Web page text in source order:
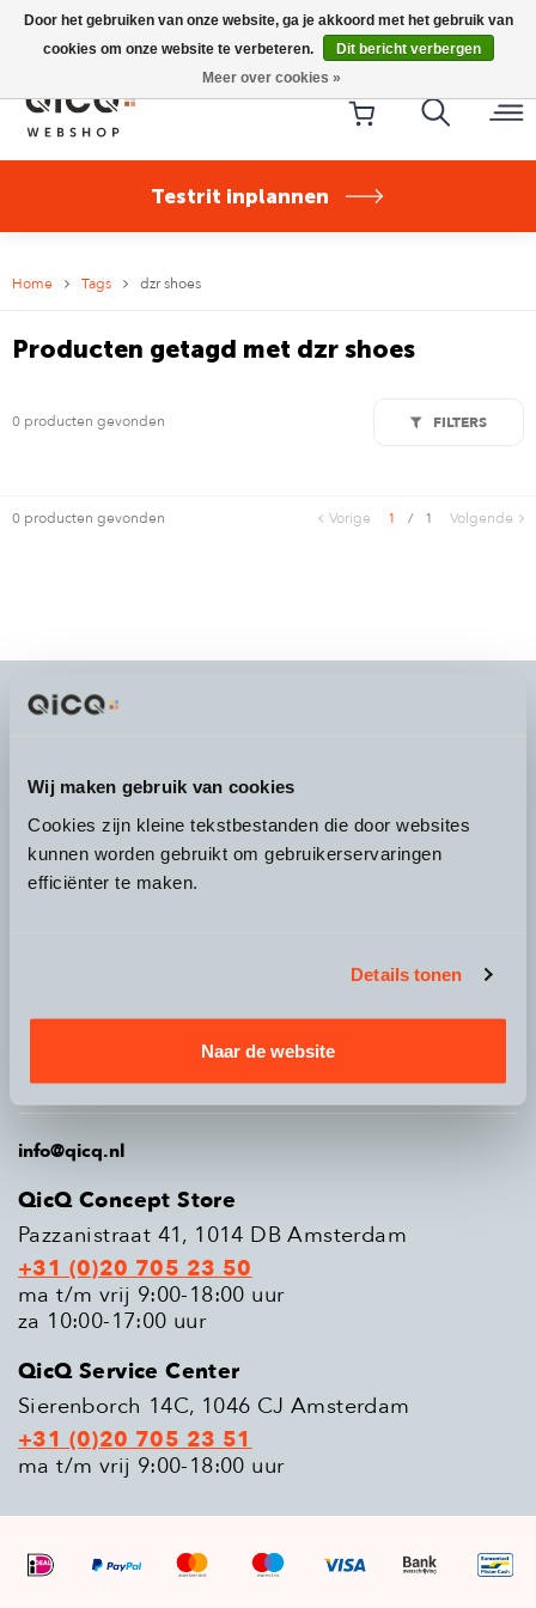
Wij maken gebruik van cookies
Cookies zijn kleine tekstbestanden die door websites
kunnen worden gebruikt om gebruikerservaringen
efficiënter te maken.
Details tonen
Naar de website
Riese & Müller Nevo5 Silent Core nu direct uit voorraad
leverbaar!
Testrit inplannen
Home Tags dzr shoes
Producten getagd met dzr shoes
0 producten gevonden FILTERS
0 producten gevonden Vorige 1 / 1 Volgende
Over QicQ
Productgroepen
Populaire modellen
info@qicq.nl
QicQ Concept Store
Pazzanistraat 41, 1014 DB Amsterdam
+31 (0)20 705 23 50
ma t/m vrij 9:00-18:00 uur
za 10:00-17:00 uur
QicQ Service Center
Sierenborch 14C, 1046 CJ Amsterdam
+31 (0)20 705 23 51
ma t/m vrij 9:00-18:00 uur
Door het gebruiken van onze website, ga je akkoord met het gebruik van
cookies om onze website te verbeteren.
Dit bericht verbergen
Meer over cookies »